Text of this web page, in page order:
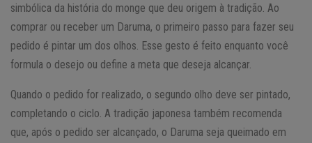
simbólica da história do monge que deu origem à tradição. Ao
comprar ou receber um Daruma, o primeiro passo para fazer seu
pedido é pintar um dos olhos. Esse gesto é feito enquanto você
formula o desejo ou define a meta que deseja alcançar.
Quando o pedido for realizado, o segundo olho deve ser pintado,
completando o ciclo. A tradição japonesa também recomenda
que, após o pedido ser alcançado, o Daruma seja queimado em